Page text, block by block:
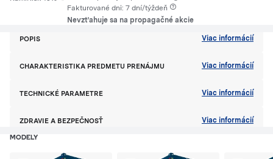
Fakturované dni: 7 dní/týždeň
Nevzťahuje sa na propagačné akcie
POPIS Viac informácií
CHARAKTERISTIKA PREDMETU PRENÁJMU Viac informácií
TECHNICKÉ PARAMETRE Viac informácií
ZDRAVIE A BEZPEČNOSŤ Viac informácií
MODELY